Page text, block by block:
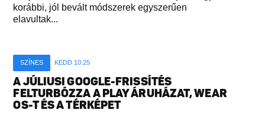
korábbi, jól bevált módszerek egyszerűen
elavultak...
SZÍNES KEDD 10:25
A JÚLIUSI GOOGLE-FRISSÍTÉS
FELTURBÓZZA A PLAY ÁRUHÁZAT, WEAR
OS-T ÉS A TÉRKÉPET